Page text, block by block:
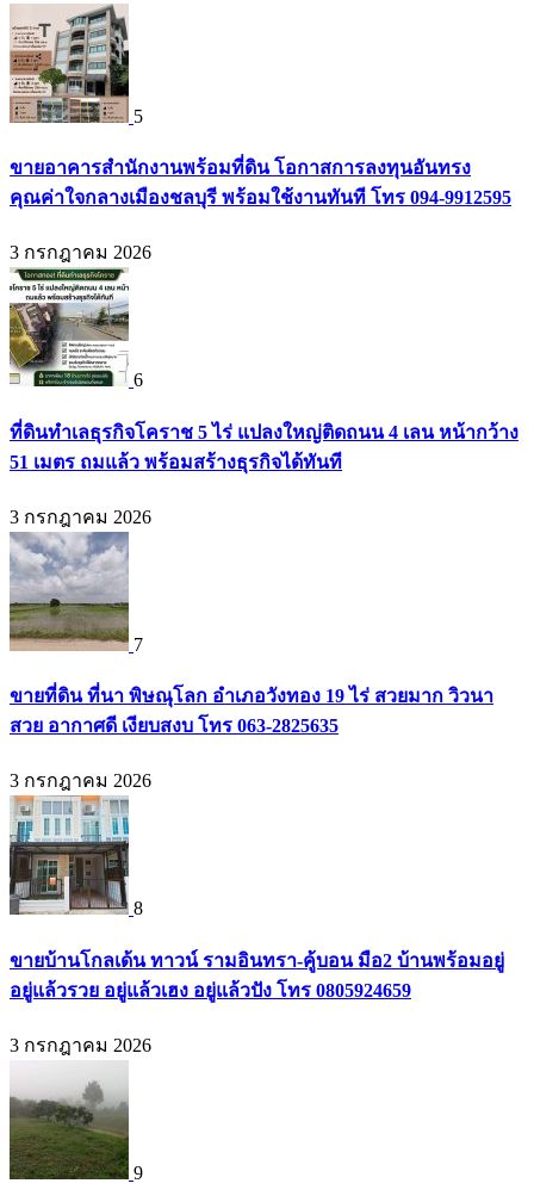
5
ขายอาคารสำนักงานพร้อมที่ดิน โอกาสการลงทุนอันทรง
คุณค่าใจกลางเมืองชลบุรี พร้อมใช้งานทันที โทร 094-9912595
3 กรกฎาคม 2026
6
ที่ดินทำเลธุรกิจโคราช 5 ไร่ แปลงใหญ่ติดถนน 4 เลน หน้ากว้าง
51 เมตร ถมแล้ว พร้อมสร้างธุรกิจได้ทันที
3 กรกฎาคม 2026
7
ขายที่ดิน ที่นา พิษณุโลก อำเภอวังทอง 19 ไร่ สวยมาก วิวนา
สวย อากาศดี เงียบสงบ โทร 063-2825635
3 กรกฎาคม 2026
8
ขายบ้านโกลเด้น ทาวน์ รามอินทรา-คู้บอน มือ2 บ้านพร้อมอยู่
อยู่แล้วรวย อยู่แล้วเฮง อยู่แล้วปัง โทร 0805924659
3 กรกฎาคม 2026
9